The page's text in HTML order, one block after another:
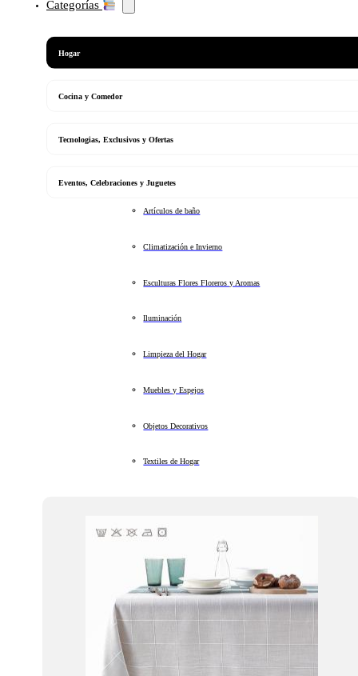
Categorías
Hogar
Cocina y Comedor
Tecnologias, Exclusivos y Ofertas
Eventos, Celebraciones y Juguetes
Artículos de baño
Climatización e Invierno
Esculturas Flores Floreros y Aromas
Iluminación
Limpieza del Hogar
Muebles y Espejos
Objetos Decorativos
Textiles de Hogar